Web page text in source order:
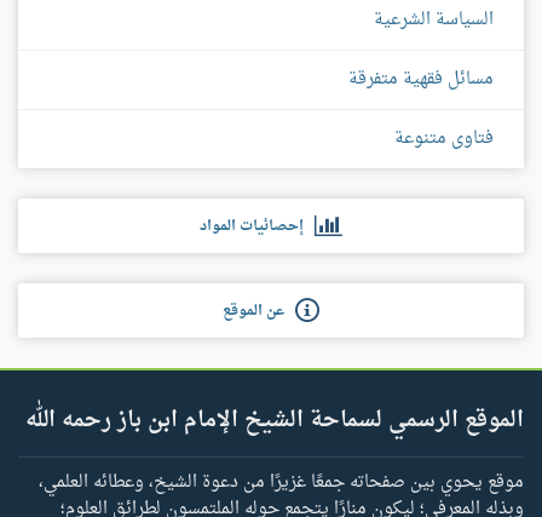
السياسة الشرعية
مسائل فقهية متفرقة
فتاوى متنوعة
إحصائيات المواد
عن الموقع
الموقع الرسمي لسماحة الشيخ الإمام ابن باز رحمه الله
موقع يحوي بين صفحاته جمعًا غزيرًا من دعوة الشيخ، وعطائه العلمي،
وبذله المعرفي؛ ليكون منارًا يتجمع حوله الملتمسون لطرائق العلوم؛